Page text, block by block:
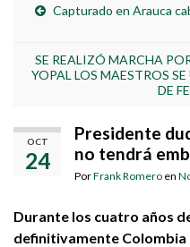
Capturado en Arauca
SE REALIZÓ MARCHA
YOPAL LOS MAESTROS
DE
OCT
24
Presidente
no tendrá
PorFrank Romero en
Durante los cuatro años
definitivamente